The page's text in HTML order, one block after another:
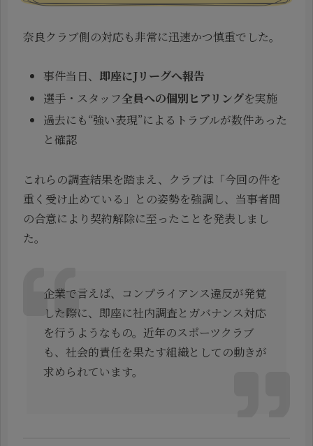
奈良クラブ側の対応も非常に迅速かつ慎重でした。
事件当日、 即座にJリーグへ報告
選手・スタッフ全員への個別ヒアリングを実施
過去にも“強い表現”によるトラブルが数件あった
と確認
これらの調査結果を踏まえ、クラブは「今回の件を
重く受け止めている」との姿勢を強調し、当事者間
の合意により契約解除に至ったことを発表しまし
た。
企業で言えば、コンプライアンス違反が発覚
した際に、即座に社内調査とガバナンス対応
を行うようなもの。近年のスポーツクラブ
も、社会的責任を果たす組織としての動きが
求められています。